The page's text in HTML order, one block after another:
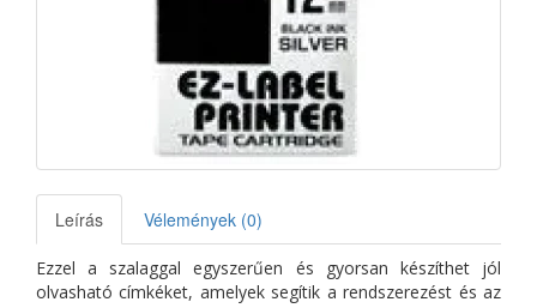
Leírás Vélemények (0)
Ezzel a szalaggal egyszerűen és gyorsan készíthet jól
olvasható címkéket, amelyek segítik a rendszerezést és az